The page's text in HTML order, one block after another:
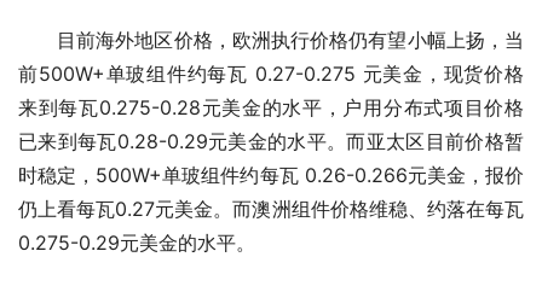
目前海外地区价格，欧洲执行价格仍有望小幅上扬，当
前500W+单玻组件约每瓦 0.27-0.275 元美金，现货价格
来到每瓦0.275-0.28元美金的水平，户用分布式项目价格
已来到每瓦0.28-0.29元美金的水平。而亚太区目前价格暂
时稳定，500W+单玻组件约每瓦 0.26-0.266元美金，报价
仍上看每瓦0.27元美金。而澳洲组件价格维稳、约落在每瓦
0.275-0.29元美金的水平。